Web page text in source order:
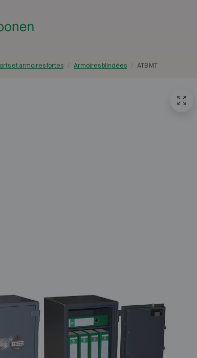
et armoires fortes Armoires blindées ATB MT